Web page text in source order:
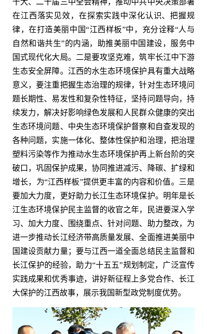
在江西落实见效，在探索实践中深化认识、把握规
律，在打造美丽中国“江西样板”中，充分诠释“人与
自然和谐共生”的内涵，助推美丽中国建设，服务中
国式现代化大局。二是要攻坚克难，筑牢长江中下游
生态安全屏障。江西的水生态环境保护具有重大战略
意义，要注重把握生态治理的规律，针对生态环境问
题长期性、易发性和复杂性特征，坚持问题导向，持
续发力，解决好影响绿色发展和人民群众健康的突出
生态环境问题、中央生态环境保护督察和自查发现的
各种问题，实施一体化、整体性保护和治理，把治理
塑料污染等作为推动水生态环境保护再上新台阶的突
破口，巩固保护成果，协同推进减污、降碳、扩绿和
增长，为“江西样板”提供更丰富的内容和价值。三是
要加大力度，更好助力长江生态环境保护。明年是长
江生态环境保护民主监督的收官之年，民进要深入学
习、加大力度、围绕重点、针对问题、助力整改，为
进一步推动长江经济带高质量发展、全面推进美丽中
国建设贡献力量；要与江西一道全面总结民主监督和
长江保护的经验，助力“十五五”规划制定，广泛宣传
实践成果和优秀事迹，讲好新征程上多党合作、长江
大保护的江西故事，展示我国新型政党制度优势。